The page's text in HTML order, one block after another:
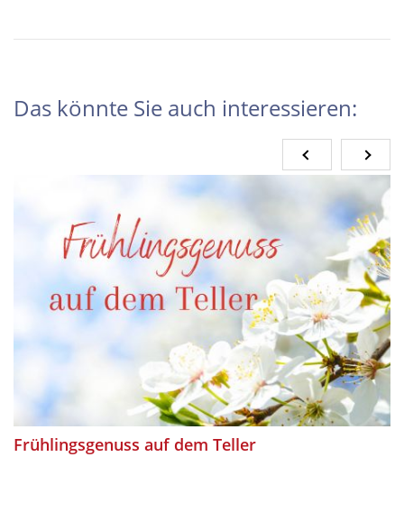
Das könnte Sie auch interessieren:
Frühlingsgenuss auf dem Teller